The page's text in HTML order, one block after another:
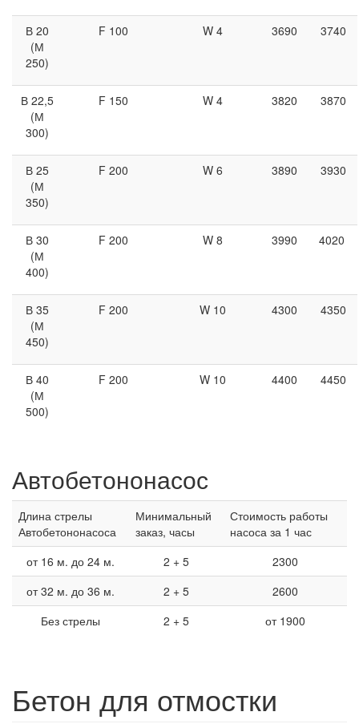
В 20
(М
250)
F 100 W 4 3690 3740
В 22,5
(М
300)
F 150 W 4 3820 3870
В 25
(М
350)
F 200 W 6 3890 3930
В 30
(М
400)
F 200 W 8 3990 4020
В 35
(М
450)
F 200 W 10 4300 4350
В 40
(М
500)
F 200 W 10 4400 4450
Автобетононасос
Длина стрелы
Автобетононасоса
Минимальный
заказ, часы
Стоимость работы
насоса за 1 час
от 16 м. до 24 м.
2 + 5
2300
от 32 м. до 36 м.
2 + 5
2600
Без стрелы
2 + 5 от 1900
Бетон для отмостки